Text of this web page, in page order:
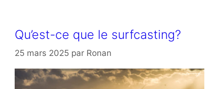
Qu’est-ce que le surfcasting?
25 mars 2025 par Ronan